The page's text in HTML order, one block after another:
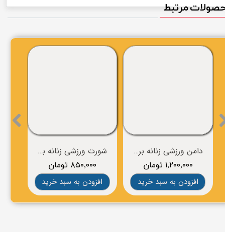
شورت ورزشی زنانه برند BROOKS
۸۵۰,۰۰۰ تومان
افزودن به سبد خرید
دامن ورزشی زنانه برند NIKE
۱,۲۰۰,۰۰۰ تومان
افزودن به سبد خرید
مرتبط